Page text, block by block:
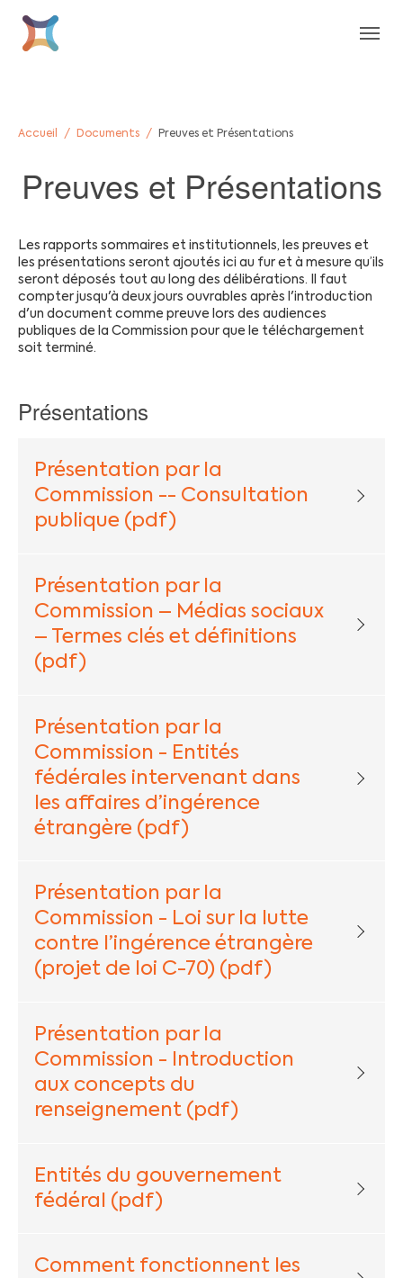
Vous êtes ici:
Accueil Documents Preuves et Présentations
Preuves et Présentations
Les rapports sommaires et institutionnels, les preuves et
les présentations seront ajoutés ici au fur et à mesure qu’ils
seront déposés tout au long des délibérations. Il faut
compter jusqu'à deux jours ouvrables après l'introduction
d'un document comme preuve lors des audiences
publiques de la Commission pour que le téléchargement
soit terminé.
Présentations
Présentation par la
Commission -- Consultation
publique (pdf)
Présentation par la
Commission – Médias sociaux
– Termes clés et définitions
(pdf)
Présentation par la
Commission - Entités
fédérales intervenant dans
les affaires d’ingérence
étrangère (pdf)
Présentation par la
Commission - Loi sur la lutte
contre l’ingérence étrangère
(projet de loi C-70) (pdf)
Présentation par la
Commission - Introduction
aux concepts du
renseignement (pdf)
Entités du gouvernement
fédéral (pdf)
Comment fonctionnent les